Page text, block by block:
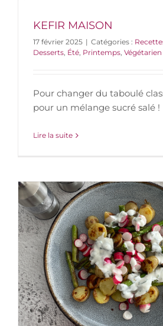
KEFIR MAISON
17 février 2025 | Catégories :
Desserts, Été, Printemps, Végétarien
Pour changer du taboulé
pour un mélange sucré salé !
Lire la suite